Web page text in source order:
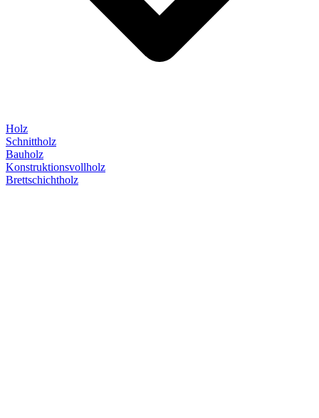
Holz
Schnittholz
Bauholz
Konstruktionsvollholz
Brettschichtholz